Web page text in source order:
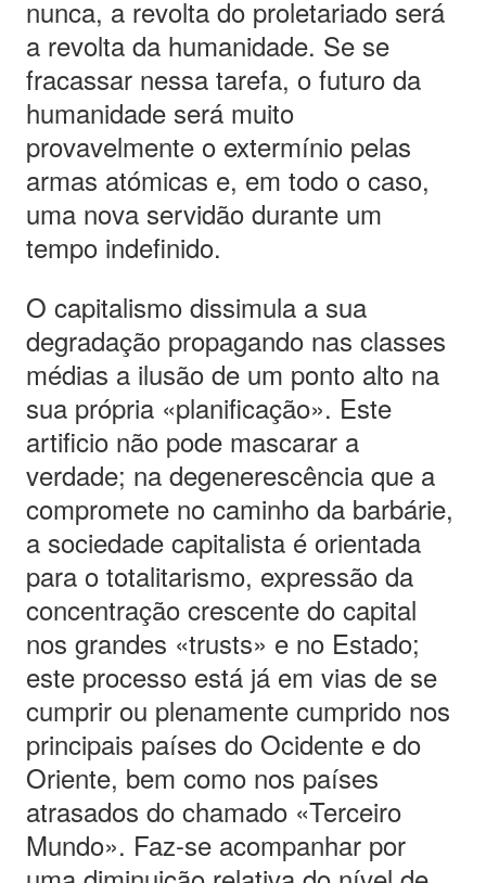
nunca, a revolta do proletariado será
a revolta da humanidade. Se se
fracassar nessa tarefa, o futuro da
humanidade será muito
provavelmente o extermínio pelas
armas atómicas e, em todo o caso,
uma nova servidão durante um
tempo indefinido.
O capitalismo dissimula a sua
degradação propagando nas classes
médias a ilusão de um ponto alto na
sua própria «planificação». Este
artificio não pode mascarar a
verdade; na degenerescência que a
compromete no caminho da barbárie,
a sociedade capitalista é orientada
para o totalitarismo, expressão da
concentração crescente do capital
nos grandes «trusts» e no Estado;
este processo está já em vias de se
cumprir ou plenamente cumprido nos
principais países do Ocidente e do
Oriente, bem como nos países
atrasados do chamado «Terceiro
Mundo». Faz-se acompanhar por